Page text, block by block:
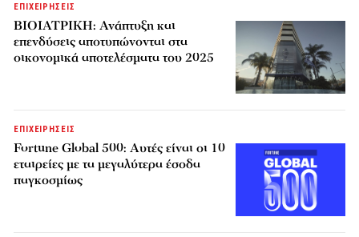
ΕΠΙΧΕΙΡΗΣΕΙΣ
ΒΙΟΙΑΤΡΙΚΗ: Ανάπτυξη και
επενδύσεις αποτυπώνονται στα
οικονομικά αποτελέσματα του 2025
ΕΠΙΧΕΙΡΗΣΕΙΣ
Fortune Global 500: Αυτές είναι οι 10
εταιρείες με τα μεγαλύτερα έσοδα
παγκοσμίως